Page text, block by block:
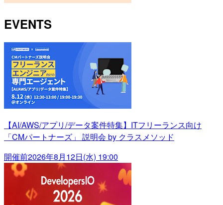
EVENTS
【AI/AWS/アプリ/データ案件特集】ITフリーランス向け
「CMパートナーズ」 説明会 by クラスメソッド
開催前2026年8月12日(水) 19:00